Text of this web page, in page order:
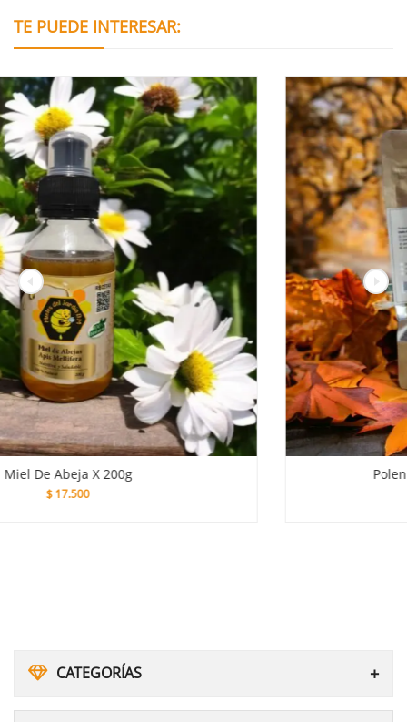
CATEGORÍAS
TE PUEDE INTERESAR:
Polen Granulado De Abeja X 250g